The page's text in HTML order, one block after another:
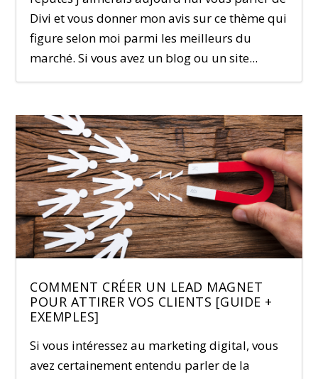
Divi et vous donner mon avis sur ce thème qui
figure selon moi parmi les meilleurs du
marché. Si vous avez un blog ou un site...
COMMENT CRÉER UN LEAD MAGNET
POUR ATTIRER VOS CLIENTS [GUIDE +
EXEMPLES]
Si vous intéressez au marketing digital, vous
avez certainement entendu parler de la